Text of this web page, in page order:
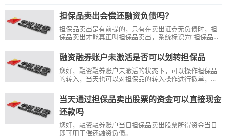
担保品卖出会偿还融资负债吗？
担保品卖出是有前提的，只有在卖出证券无负债时，担
保品卖出才能真正叫担保品卖出，系统标识为“担保品卖
融资融券账户未激活是否可以划转担保品
您好，融资融券账户未激活的状态下，可以操作担保品
的转入，当天也可以对担保品的转入操作进行撤单，但
请您在账户激活后再转入担保品，避免后续无法转出和
卖出的情况。
当天通过担保品卖出股票的资金可以直接现金
还款吗
您好，融资融券账户当日担保品卖出股票所得资金当日
即可用于偿还融资负债。